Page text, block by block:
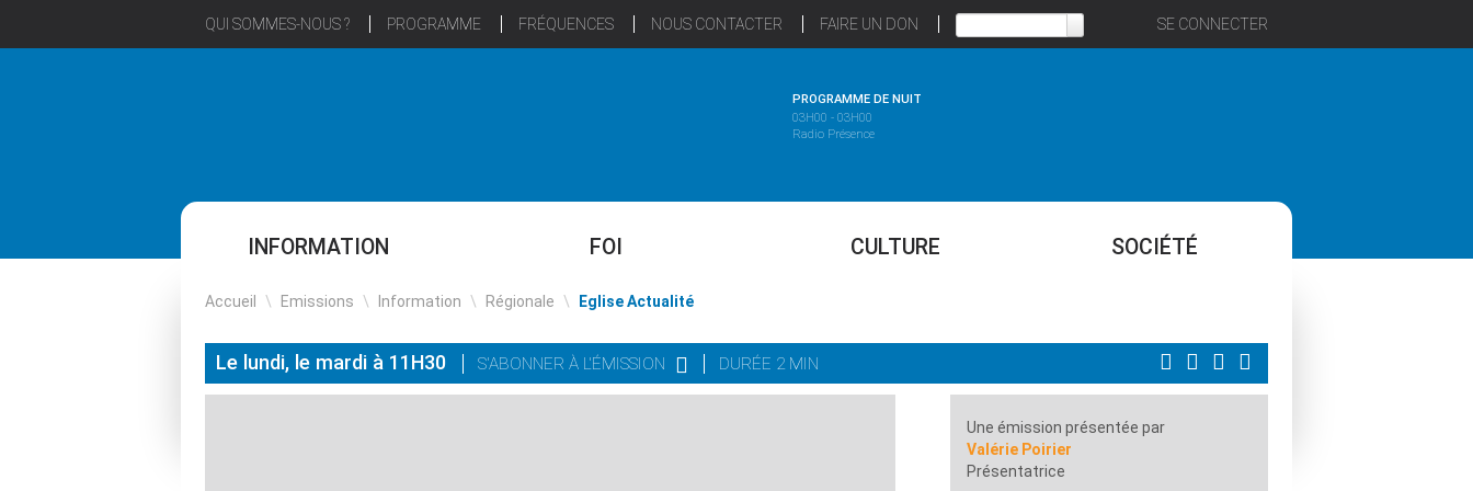
QUI SOMMES-NOUS ? PROGRAMME FRÉQUENCES NOUS CONTACTER FAIRE UN DON SE CONNECTER
PROGRAMME DE NUIT
03H00 - 03H00
Radio Présence
INFORMATION FOI CULTURE SOCIÉTÉ
Accueil \ Emissions \ Information \ Régionale \ Eglise Actualité
Le lundi, le mardi à 11H30 S'ABONNER À L'ÉMISSION DURÉE 2 MIN
Une émission présentée par
Valérie Poirier
Présentatrice